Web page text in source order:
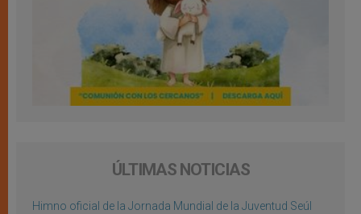
ÚLTIMAS NOTICIAS
Himno oficial de la Jornada Mundial de la Juventud Seúl